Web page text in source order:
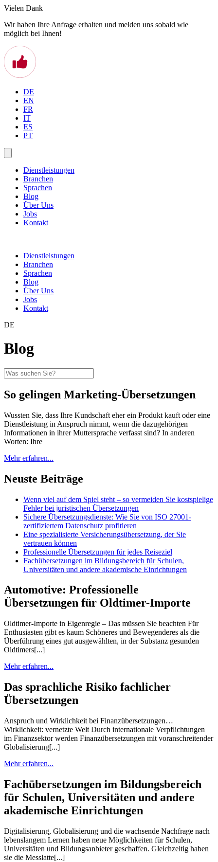
Vielen Dank
Wir haben Ihre Anfrage erhalten und melden uns sobald wie
möglich bei Ihnen!
DE
EN
FR
IT
ES
PT
Dienstleistungen
Branchen
Sprachen
Blog
Über Uns
Jobs
Kontakt
Dienstleistungen
Branchen
Sprachen
Blog
Über Uns
Jobs
Kontakt
DE
Blog
So gelingen Marketing-Übersetzungen
Wussten Sie, dass Ihre Kundschaft eher ein Produkt kauft oder eine
Dienstleistung in Anspruch nimmt, wenn die dazugehörigen
Informationen in ihrer Muttersprache verfasst sind? In anderen
Worten: Ihre
Mehr erfahren...
Neuste Beiträge
Wenn viel auf dem Spiel steht – so vermeiden Sie kostspielige
Fehler bei juristischen Übersetzungen
Sichere Übersetzungsdienste: Wie Sie von ISO 27001-
zertifiziertem Datenschutz profitieren
Eine spezialisierte Versicherungsübersetzung, der Sie
vertrauen können
Professionelle Übersetzungen für jedes Reiseziel
Fachübersetzungen im Bildungsbereich für Schulen,
Universitäten und andere akademische Einrichtungen
Automotive: Professionelle
Übersetzungen für Oldtimer-Importe
Oldtimer-Importe in Eigenregie – Das müssen Sie beachten Für
Enthusiasten gibt es kaum Schöneres und Bewegenderes als die
Überführung eines gut ausgewählten, in der Substanz gesunden
Oldtimers[...]
Mehr erfahren...
Das sprachliche Risiko fachlicher
Übersetzungen
Anspruch und Wirklichkeit bei Finanzübersetzungen…
Wirklichkeit: vernetzte Welt Durch internationale Verpflichtungen
im Finanzsektor werden Finanzübersetzungen mit voranschreitender
Globalisierung[...]
Mehr erfahren...
Fachübersetzungen im Bildungsbereich
für Schulen, Universitäten und andere
akademische Einrichtungen
Digitalisierung, Globalisierung und die wachsende Nachfrage nach
lebenslangem Lernen haben neue Möglichkeiten für Schulen,
Universitäten und Bildungsanbieter geschaffen. Gleichzeitig haben
sie die Messlatte[...]